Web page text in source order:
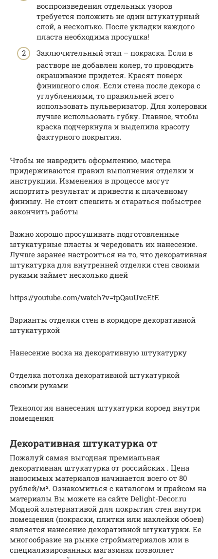
воспроизведения отдельных узоров
требуется положить не один штукатурный
слой, а несколько. После укладки каждого
пласта необходима просушка!
Заключительный этап – покраска. Если в
растворе не добавлен колер, то проводить
окрашивание придется. Красят поверх
финишного слоя. Если стена после декора с
углублениями, то правильней всего
использовать пульверизатор. Для колеровки
лучше использовать губку. Главное, чтобы
краска подчеркнула и выделила красоту
фактурного покрытия.
Чтобы не навредить оформлению, мастера
придерживаются правил выполнения отделки и
инструкции. Изменения в процессе могут
испортить результат и привести к плачевному
финишу. Не стоит спешить и стараться побыстрее
закончить работы
Важно хорошо просушивать подготовленные
штукатурные пласты и чередовать их нанесение.
Лучше заранее настроиться на то, что декоративная
штукатурка для внутренней отделки стен своими
руками займет несколько дней
https://youtube.com/watch?v=tpQauUvcEtE
Варианты отделки стен в коридоре декоративной
штукатуркой
Нанесение воска на декоративную штукатурку
Отделка потолка декоративной штукатуркой
своими руками
Технология нанесения штукатурки короед внутри
помещения
Декоративная штукатурка от
Пожалуй самая выгодная премиальная
декоративная штукатурка от российских . Цена
наносимых материалов начинается всего от 80
рублей/м². Ознакомиться с каталогом и прайсом на
материалы Вы можете на сайте Delight-Decor.ru
Модной альтернативой для покрытия стен внутри
помещения (покраски, плитки или наклейки обоев)
является нанесение декоративной штукатурки. Ее
многообразие на рынке стройматериалов или в
специализированных магазинах позволяет